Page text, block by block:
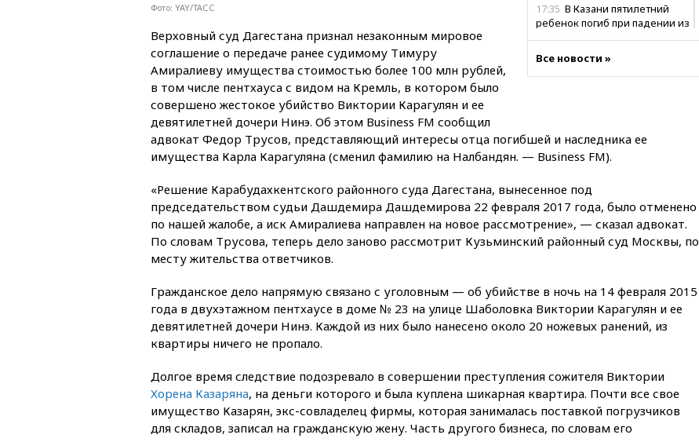
17:35 В Казани пятилетний
ребенок погиб при падении из
17:17 Bloomberg:
киберкомандование США
полеты в аэропорту
Геленджика
крупнейший НПЗ Slovnaft
депутату Госдумы Алексею
Журавлеву
шесть гимнастов сборной
России не получили визы на
ЧЕ
Движение по
день
16:00
Создатели пирамиды
АФК «Наследие» получили от
шести до 12 лет колонии
Все новости »
Фото: YAY/ТАСС
Верховный суд Дагестана признал незаконным мировое
соглашение о передаче ранее судимому Тимуру
Амиралиеву имущества стоимостью более 100 млн рублей,
в том числе пентхауса с видом на Кремль, в котором было
совершено жестокое убийство Виктории Карагулян и ее
девятилетней дочери Нинэ. Об этом Business FM сообщил
адвокат Федор Трусов, представляющий интересы отца погибшей и наследника ее
имущества Карла Карагуляна (сменил фамилию на Налбандян. — Business FM).
«Решение Карабудахкентского районного суда Дагестана, вынесенное под
председательством судьи Дашдемира Дашдемирова 22 февраля 2017 года, было отменено
по нашей жалобе, а иск Амиралиева направлен на новое рассмотрение», — сказал адвокат.
По словам Трусова, теперь дело заново рассмотрит Кузьминский районный суд Москвы, по
месту жительства ответчиков.
Гражданское дело напрямую связано с уголовным — об убийстве в ночь на 14 февраля 2015
года в двухэтажном пентхаусе в доме № 23 на улице Шаболовка Виктории Карагулян и ее
девятилетней дочери Нинэ. Каждой из них было нанесено около 20 ножевых ранений, из
квартиры ничего не пропало.
Долгое время следствие подозревало в совершении преступления сожителя Виктории
Хорена Казаряна, на деньги которого и была куплена шикарная квартира. Почти все свое
имущество Казарян, экс-совладелец фирмы, которая занималась поставкой погрузчиков
для складов, записал на гражданскую жену. Часть другого бизнеса, по словам его